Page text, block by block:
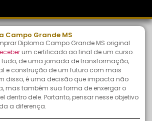
Campo Grande MS
Diploma Campo Grande MS original
um certificado ao final de um curso.
de uma jornada de transformação,
e construção de um futuro com mais
disso, é uma decisão que impacta não
mas também sua forma de enxergar o
dentro dele. Portanto, pensar nesse objetivo
a diferença.